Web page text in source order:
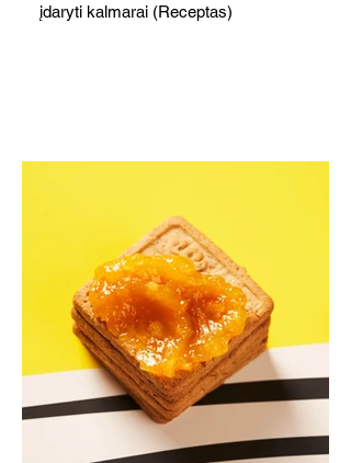
įdaryti kalmarai (Receptas)